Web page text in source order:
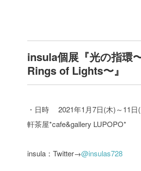
insula個展『光の指環
Rings of Lights〜』
・日時 2021年1月7日(木)～11日
軒茶屋*cafe&gallery LUPOPO*
insula：Twitter→@insulas728